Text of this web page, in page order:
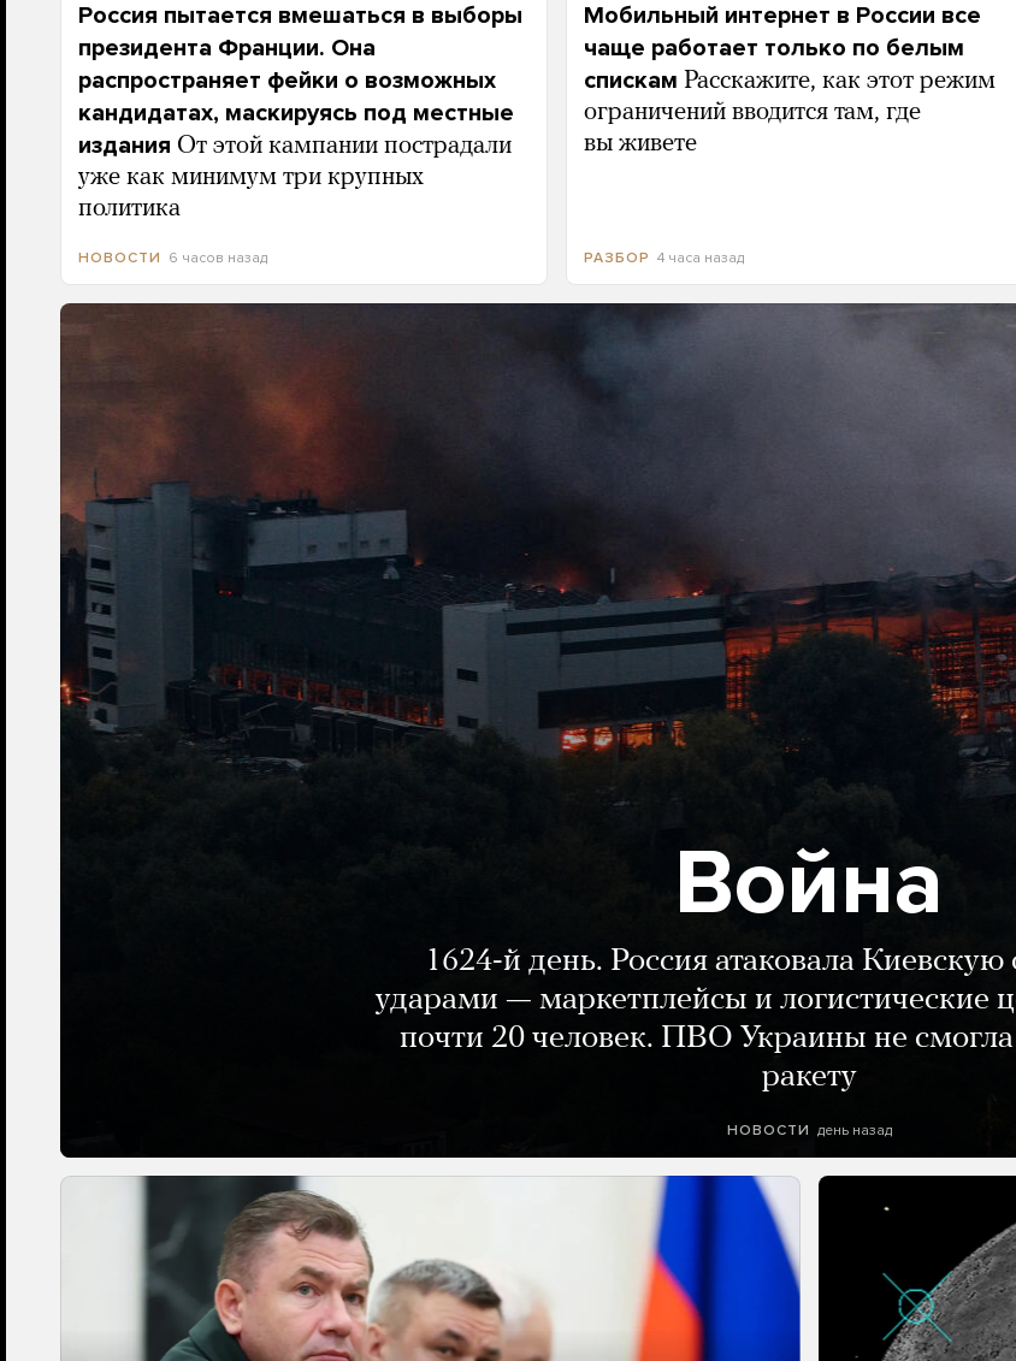
Россия пытается вмешаться в выборы
президента Франции. Она
распространяет фейки о возможных
кандидатах, маскируясь под местные
издания От этой кампании пострадали
уже как минимум три крупных
политика
НОВОСТИ 6 часов назад
Мобильный интернет в России все
чаще работает только по белым
спискам Расскажите, как этот режим
ограничений вводится там, где
вы живете
РАЗБОР 4 часа назад
Война
1624-й день. Россия атаковала Киевскую
ударами — маркетплейсы и логистические
почти 20 человек. ПВО Украины не смогла
ракету
НОВОСТИ день назад